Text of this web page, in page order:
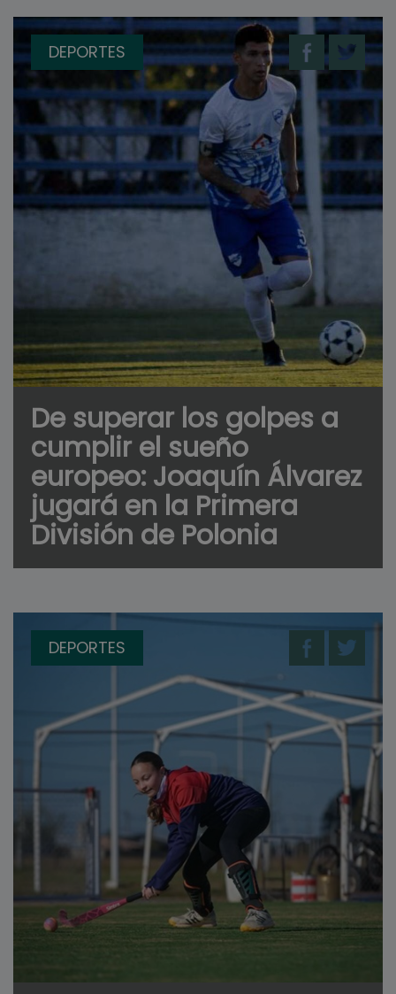
DEPORTES
De superar los golpes a
cumplir el sueño
europeo: Joaquín Álvarez
jugará en la Primera
División de Polonia
DEPORTES